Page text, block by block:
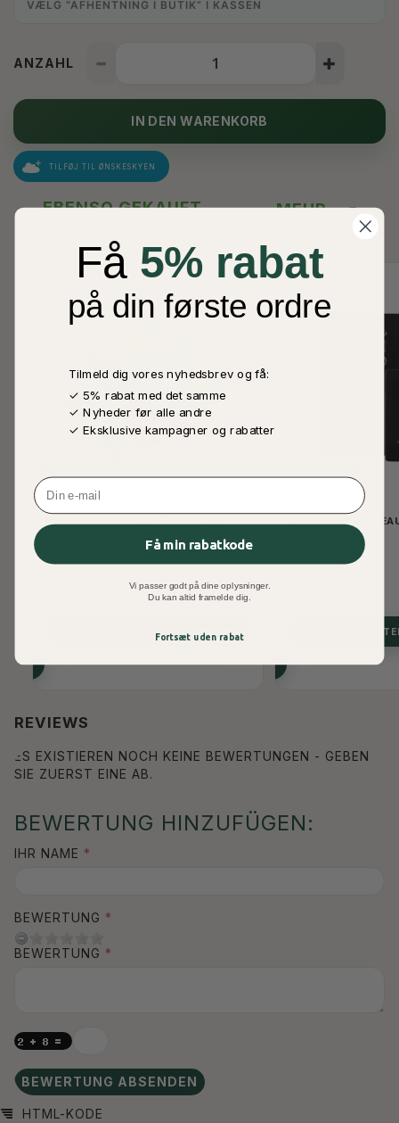
VÆLG “AFHENTNING I BUTIK” I KASSEN
ANZAHL
IN DEN WARENKORB
TILFØJ TIL ØNSKESKYEN
MEHR...
EBENSO GEKAUFT
MEHNDI/HENNA CONE, NEHA 25G
15,00 DKK
ERHALTEN WENN WIEDER AUF LAGER
50% RABATT
CREDO FOR MEN
INSIGNIA 100ML
50,00 DKK
BENACHRICHTIGUNG
ALLE OPTIONEN ANSEHEN
REVIEWS
ES EXISTIEREN NOCH KEINE BEWERTUNGEN - GEBEN
SIE ZUERST EINE AB.
BEWERTUNG HINZUFÜGEN:
IHR NAME
BEWERTUNG
BEWERTUNG
BEWERTUNG ABSENDEN
HTML-KODE
Få 5% rabat
på din første ordre
Tilmeld dig vores nyhedsbrev og få:
✓ 5% rabat med det samme
✓ Nyheder før alle andre
✓ Eksklusive kampagner og rabatter
Email
Få min rabatkode
Vi passer godt på dine oplysninger.
Du kan altid framelde dig.
Fortsæt uden rabat